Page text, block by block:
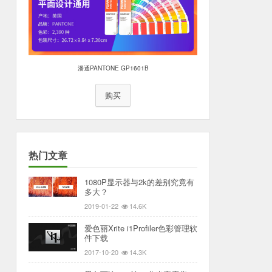
潘通PANTONE GP1601B
购买
热门文章
1080P显示器与2k的差别究竟有
多大？
2019-01-22 14.6K
爱色丽Xrite i1Profiler色彩管理软
件下载
2017-10-20 14.3K